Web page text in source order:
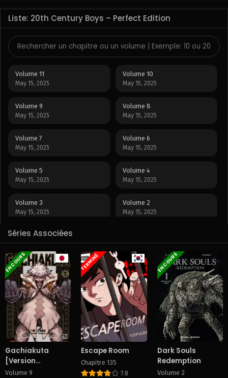
Liste: 20th Century Boys – Perfect Edition
Volume 11
May 15, 2025
Volume 10
May 15, 2025
Volume 9
May 15, 2025
Volume 8
May 15, 2025
Volume 7
May 15, 2025
Volume 6
May 15, 2025
Volume 5
May 15, 2025
Volume 4
May 15, 2025
Volume 3
May 15, 2025
Volume 2
May 15, 2025
Volume 1
May 15, 2025
Séries Associées
EN COURS
Gachiakuta
[Version
officielle]
Volume 9
TERMINÉ
Escape Room
Chapitre 135
7.8
EN COURS
Dark Souls
Redemption
Volume 2